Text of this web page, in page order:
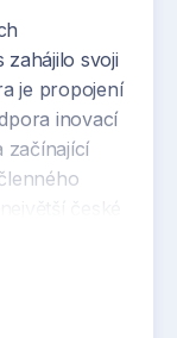
zahájilo svoji
je propojení
inovací
začínající
společnosti